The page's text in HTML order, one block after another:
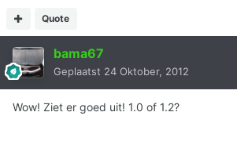
Quote
bama67
Geplaatst 24 Oktober, 2012
Wow! Ziet er goed uit! 1.0 of 1.2?